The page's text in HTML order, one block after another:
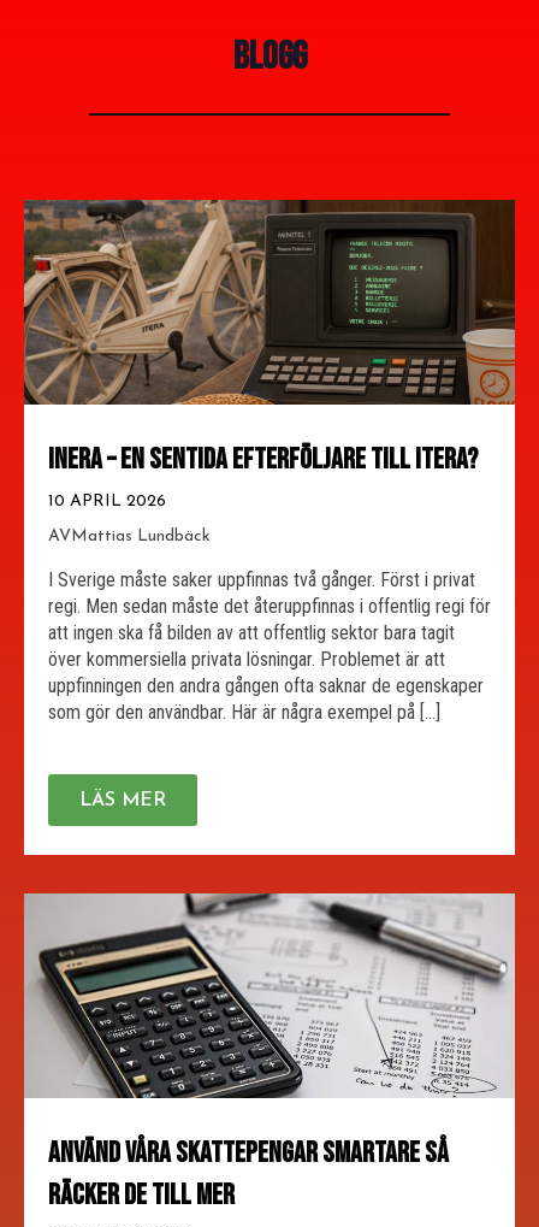
BLOGG
INERA – EN SENTIDA EFTERFÖLJARE TILL ITERA?
10 APRIL 2026
AVMattias Lundbäck
I Sverige måste saker uppfinnas två gånger. Först i privat
regi. Men sedan måste det återuppfinnas i offentlig regi för
att ingen ska få bilden av att offentlig sektor bara tagit
över kommersiella privata lösningar. Problemet är att
uppfinningen den andra gången ofta saknar de egenskaper
som gör den användbar. Här är några exempel på […]
LÄS MER
ANVÄND VÅRA SKATTEPENGAR SMARTARE SÅ
RÄCKER DE TILL MER